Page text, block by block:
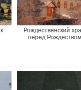
Рождественский
перед Рождеством